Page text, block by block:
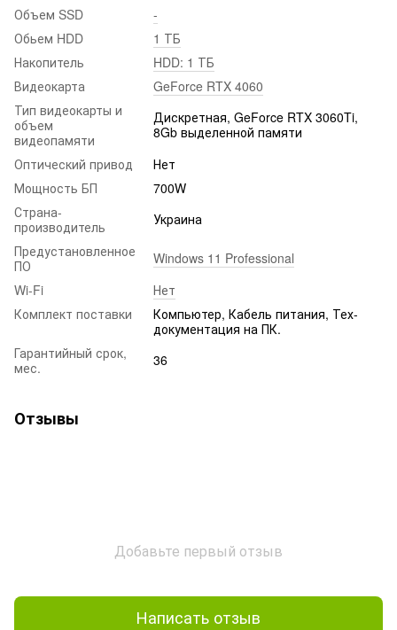
Объем SSD
-
Обьем HDD
1 ТБ
Накопитель
HDD: 1 ТБ
Видеокарта
GeForce RTX 4060
Тип видеокарты и
объем
видеопамяти
Дискретная, GeForce RTX 3060Ti,
8Gb выделенной памяти
Оптический привод
Нет
Мощность БП
700W
Страна-
производитель
Украина
Предустановленное
ПО
Windows 11 Professional
Wi-Fi
Нет
Комплект поставки
Компьютер, Кабель питания, Тех-
документация на ПК.
Гарантийный срок,
мес.
36
Отзывы
Добавьте первый отзыв
Написать отзыв